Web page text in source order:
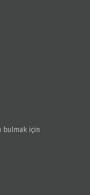
bulmak için